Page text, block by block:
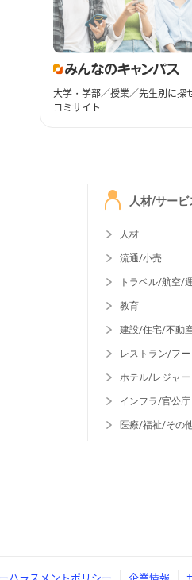
大学・学部／授業／先生別に探
コミサイト
人材/サービ
人材
流通/小売
トラベル/航空/
教育
建設/住宅/不動
レストラン/フー
ホテル/レジャー
インフラ/官公庁
医療/福祉/その